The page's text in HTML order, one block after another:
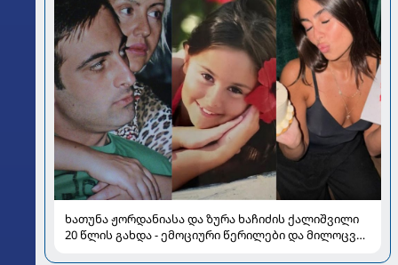
ხათუნა ჟორდანიასა და ზურა ხაჩიძის ქალიშვილი
20 წლის გახდა - ემოციური წერილები და მილოცვა